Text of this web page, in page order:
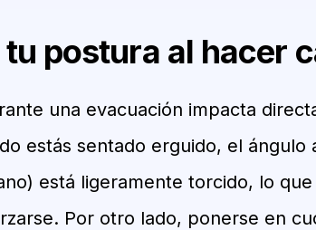
postura al hacer
una evacuación impacta
estás sentado erguido, el ángulo
está ligeramente torcido, lo
Por otro lado, ponerse en